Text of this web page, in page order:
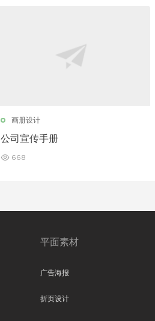
画册设计
公司宣传手册
668
平面素材
广告海报
折页设计